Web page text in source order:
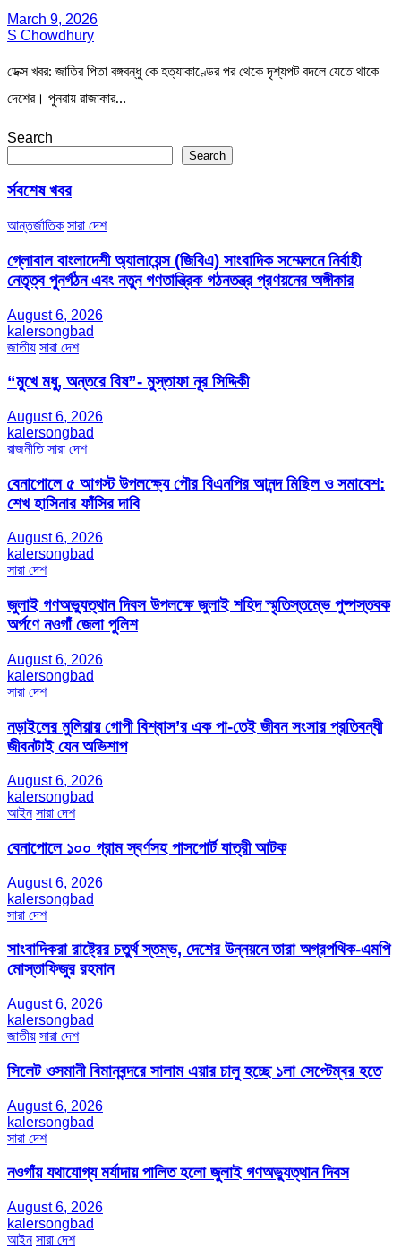
March 9, 2026
S Chowdhury
ডেক্স খবর: জাতির পিতা বঙ্গবন্ধু কে হত্যাকাণ্ডের পর থেকে দৃশ্যপট বদলে যেতে থাকে
দেশের। পুনরায় রাজাকার…
Search
Search
র্সবশেষ খবর
আন্তর্জাতিক সারা দেশ
গ্লোবাল বাংলাদেশী অ্যালায়েন্স (জিবিএ) সাংবাদিক সম্মেলনে নির্বাহী
নেতৃত্ব পুনর্গঠন এবং নতুন গণতান্ত্রিক গঠনতন্ত্র প্রণয়নের অঙ্গীকার
August 6, 2026
kalersongbad
জাতীয় সারা দেশ
“মুখে মধু, অন্তরে বিষ”- মুস্তাফা নূর সিদ্দিকী
August 6, 2026
kalersongbad
রাজনীতি সারা দেশ
বেনাপোলে ৫ আগস্ট উপলক্ষ্যে পৌর বিএনপির আনন্দ মিছিল ও সমাবেশ:
শেখ হাসিনার ফাঁসির দাবি
August 6, 2026
kalersongbad
সারা দেশ
জুলাই গণঅভ্যুত্থান দিবস উপলক্ষে জুলাই শহিদ স্মৃতিস্তম্ভে পুষ্পস্তবক
অর্পণে নওগাঁ জেলা পুলিশ
August 6, 2026
kalersongbad
সারা দেশ
নড়াইলের মুলিয়ায় গোপী বিশ্বাস’র এক পা-তেই জীবন সংসার প্রতিবন্ধী
জীবনটাই যেন অভিশাপ
August 6, 2026
kalersongbad
আইন সারা দেশ
বেনাপোলে ১০০ গ্রাম স্বর্ণসহ পাসপোর্ট যাত্রী আটক
August 6, 2026
kalersongbad
সারা দেশ
সাংবাদিকরা রাষ্ট্রের চতুর্থ স্তম্ভ, দেশের উন্নয়নে তারা অগ্রপথিক-এমপি
মোস্তাফিজুর রহমান
August 6, 2026
kalersongbad
জাতীয় সারা দেশ
সিলেট ওসমানী বিমানবন্দরে সালাম এয়ার চালু হচ্ছে ১লা সেপ্টেম্বর হতে
August 6, 2026
kalersongbad
সারা দেশ
নওগাঁয় যথাযোগ্য মর্যাদায় পালিত হলো জুলাই গণঅভ্যুত্থান দিবস
August 6, 2026
kalersongbad
আইন সারা দেশ